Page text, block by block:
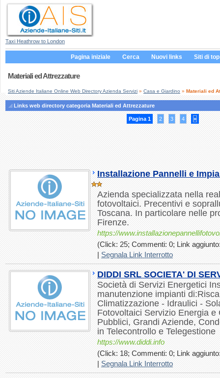
Taxi Heathrow to London
Pagina iniziale Cerca Nuovi links Siti di top
Materiali ed Attrezzature
Siti Aziende Italiane Online Web Directory Azienda Servizi » Casa e Giardino » Materiali ed
Links web directory categoria Materiali ed Attrezzature
Pagina 1 2 3 4 »
Installazione Pannelli e
Azienda specializzata nella
fotovoltaici. Precentivi e
Toscana. In particolare nelle
Firenze.
https://
(Click: 25; Commenti: 0; Link
|Segnala Link Interrotto
DIDDI SRL SOCIETA' DI
Società di Servizi Energetici
manutenzione impianti
Climatizzazione - Idraulici -
Fotovoltaici Servizio Energia
Pubblici, Grandi Aziende,
in Telecontrollo e Telegestione
https://www.diddi.info
(Click: 18; Commenti: 0; Link
|Segnala Link Interrotto